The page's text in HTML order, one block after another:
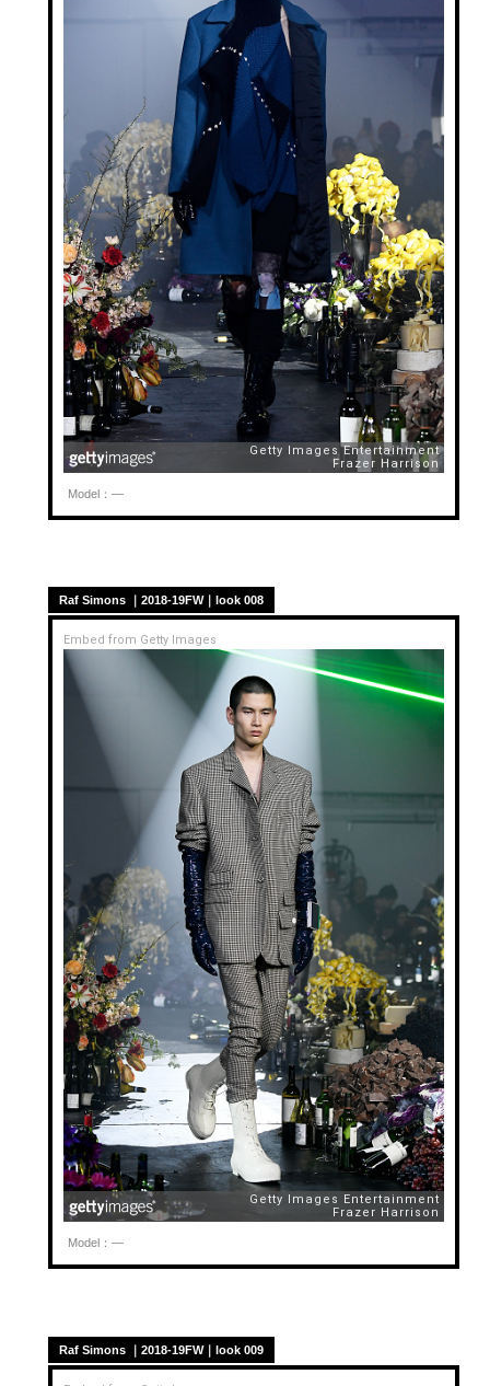
Model：—
Raf Simons ｜2018-19FW｜look 008
Embed from Getty Images
Model：—
Raf Simons ｜2018-19FW｜look 009